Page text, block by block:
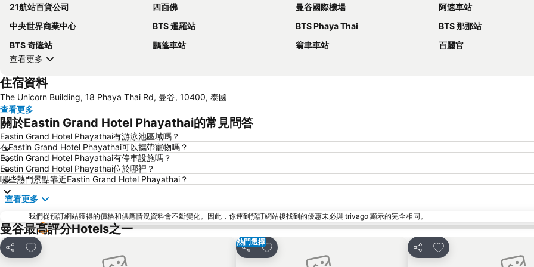
21航站百貨公司 四面佛 曼谷國際機場
阿速車站
中央世界商業中心
BTS 暹羅站 BTS Phaya Thai
BTS 那那站
BTS 奇隆站
鵬蓬車站 翁聿車站
百麗官
查看更多
住宿資料
The Unicorn Building, 18 Phaya Thai Rd, 曼谷, 10400, 泰國
查看更多
關於Eastin Grand Hotel Phayathai的常見問答
Eastin Grand Hotel Phayathai有游泳池區域嗎？
在Eastin Grand Hotel Phayathai可以攜帶寵物嗎？
Eastin Grand Hotel Phayathai有停車設施嗎？
Eastin Grand Hotel Phayathai位於哪裡？
哪些熱門景點靠近Eastin Grand Hotel Phayathai？
查看更多
我們從預訂網站獲得的價格和供應情況資料會不斷變化。因此，你連到預訂網站後找到的優惠未必與 trivago 顯示的完全相同。
曼谷最高評分Hotels之一
分享
放到收藏夾 熱門選擇
分享
放到收藏夾
分享
放到收藏夾